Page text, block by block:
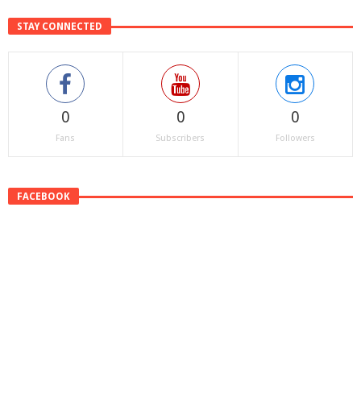
STAY CONNECTED
0
Fans
0
Subscribers
0
Followers
FACEBOOK